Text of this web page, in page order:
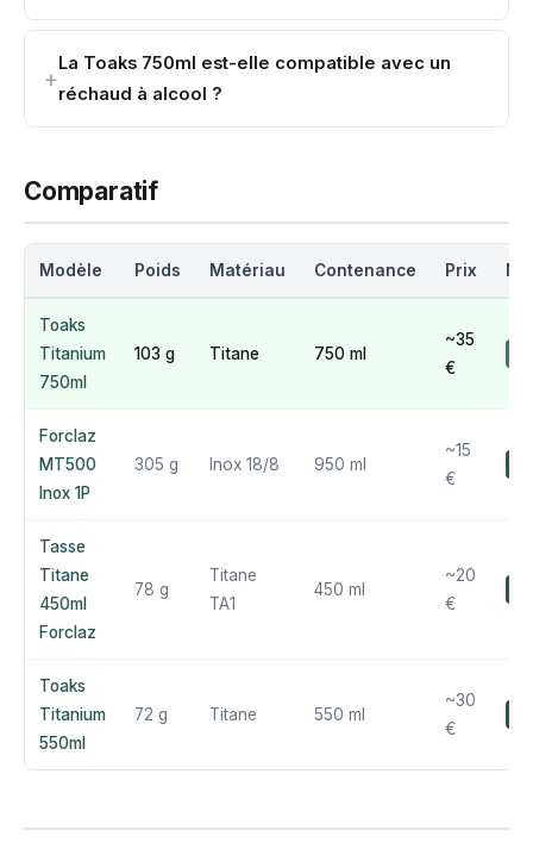
La Toaks 750ml est-elle compatible avec un
réchaud à alcool ?
Comparatif
Modèle Poids Matériau Contenance Prix
Toaks
Titanium
750ml
103 g Titane 750 ml
~35
€
Forclaz
MT500
Inox 1P
305 g Inox 18/8 950 ml
~15
€
Tasse
Titane
450ml
Forclaz
78 g
Titane
TA1
450 ml
~20
€
Toaks
Titanium
550ml
72 g Titane 550 ml
~30
€